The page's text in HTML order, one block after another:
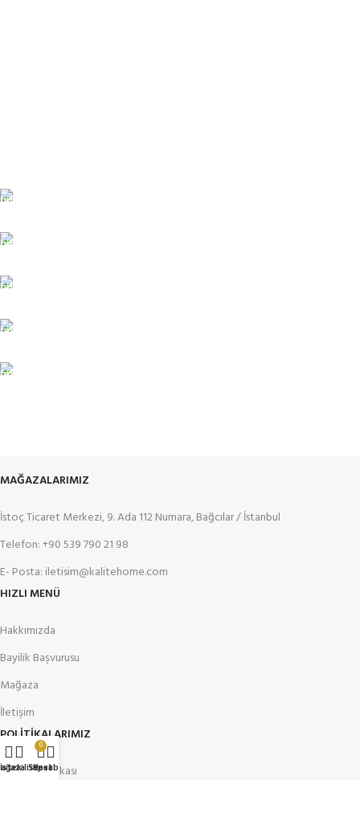
MAĞAZALARIMIZ
İstoç Ticaret Merkezi, 9. Ada 112 Numara, Bağcılar / İstanbul
Telefon: +90 539 790 21 98
E- Posta: iletisim@kalitehome.com
HIZLI MENÜ
Hakkımızda
Bayilik Başvurusu
Mağaza
İletişim
POLİTİKALARIMIZ
Gizlilik Politikası
İstek listesi
0
Sepet
Hesabım